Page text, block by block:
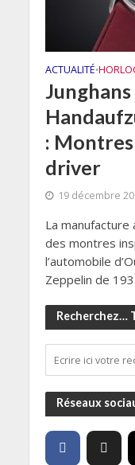
ACTUALITÉ•
:
driver
19 décembre
La manufacture
des montres
l’automobile
Zeppelin de
Recherchez…
Réseaux